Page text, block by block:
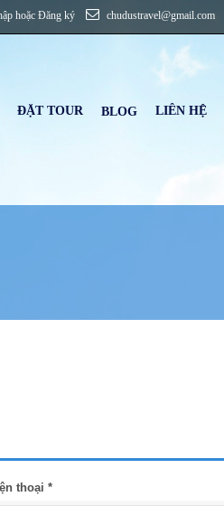
hoặc Đăng ký chudustravel@gmail.com
ĐẶT TOUR BLOG LIÊN HỆ
thoại *